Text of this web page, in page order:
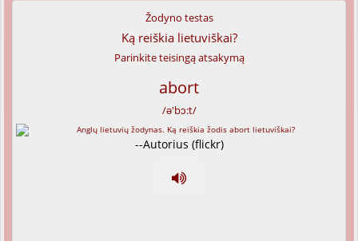
Žodyno testas
Ką reiškia lietuviškai?
Parinkite teisingą atsakymą
abort
/ə'bɔ:t/
--Autorius (flickr)